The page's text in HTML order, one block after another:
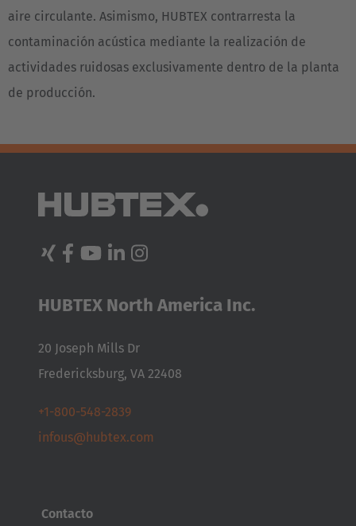
Australia
English
Japanese
Türkiye
aire circulante. Asimismo, HUBTEX contrarresta la
contaminación acústica mediante la realización de
actividades ruidosas exclusivamente dentro de la planta
de producción.
HUBTEX North America Inc.
20 Joseph Mills Dr
Fredericksburg, VA 22408
+1-800-548-2839
infous@hubtex.com
Contacto